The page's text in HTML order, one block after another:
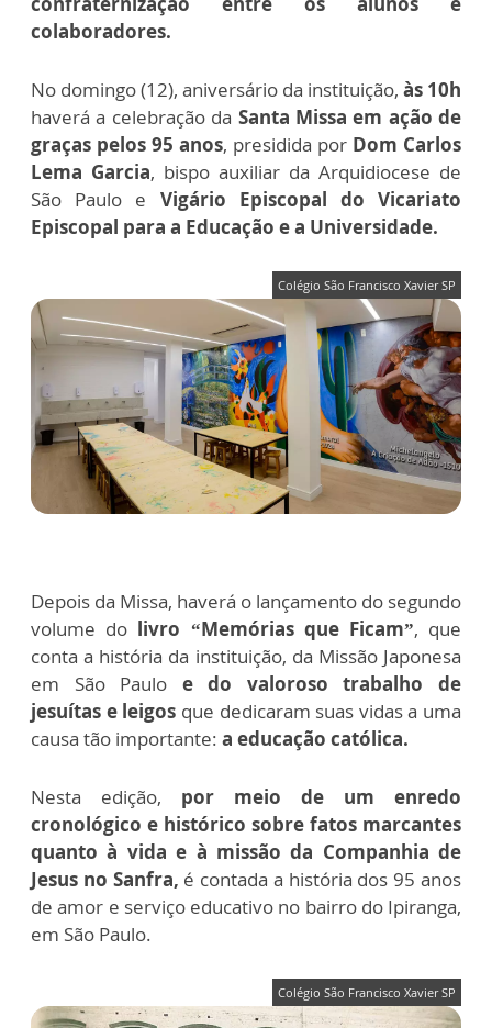
colaboradores.
No domingo (12), aniversário da instituição, às 10h
haverá a celebração da Santa Missa em ação de
graças pelos 95 anos, presidida por Dom Carlos
Lema Garcia, bispo auxiliar da Arquidiocese de
São Paulo e Vigário Episcopal do Vicariato
Episcopal para a Educação e a Universidade.
Colégio São Francisco Xavier SP
Depois da Missa, haverá o lançamento do segundo
volume do livro “Memórias que Ficam”, que
conta a história da instituição, da Missão Japonesa
em São Paulo e do valoroso trabalho de
jesuítas e leigos que dedicaram suas vidas a uma
causa tão importante: a educação católica.
Nesta edição, por meio de um enredo
cronológico e histórico sobre fatos marcantes
quanto à vida e à missão da Companhia de
Jesus no Sanfra, é contada a história dos 95 anos
de amor e serviço educativo no bairro do Ipiranga,
em São Paulo.
Colégio São Francisco Xavier SP